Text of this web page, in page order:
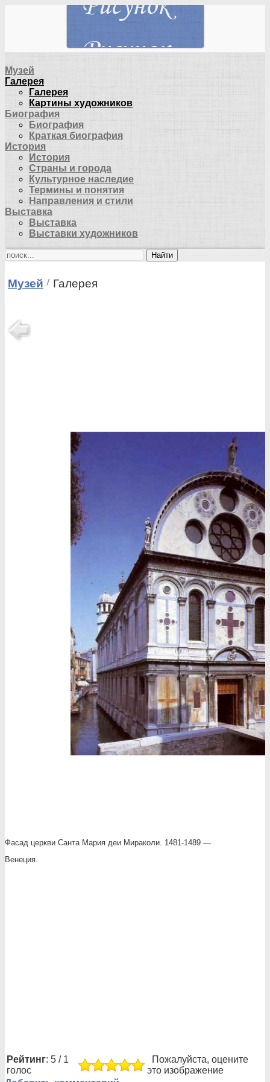
Музей
Галерея
Галерея
Картины художников
Биография
Биография
Краткая биография
История
История
Страны и города
Культурное наследие
Термины и понятия
Направления и стили
Выставка
Выставка
Выставки художников
Найти
Музей Галерея
Фасад церкви Санта Мария деи Мираколи. 1481-1489 —
Венеция.
Рейтинг: 5 / 1
голос
Пожалуйста, оцените
это изображение